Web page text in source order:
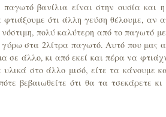
βανίλια είναι στην ουσία
φτιάξουμε ότι άλλη γεύση θέλουμε, αν
πολύ καλύτερη από το παγωτό
στα 2λίτρα παγωτό. Αυτό που μας
σε άλλο, κι από εκεί και πέρα να
υλικά στο άλλο μισό, είτε τα κάνουμε
βεβαιωθείτε ότι θα τα τσεκάρετε